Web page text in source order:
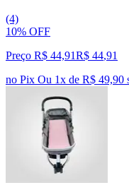
(4)
10% OFF
Preço R$ 44,91R$ 44,91
no Pix Ou 1x de R$ 49,90